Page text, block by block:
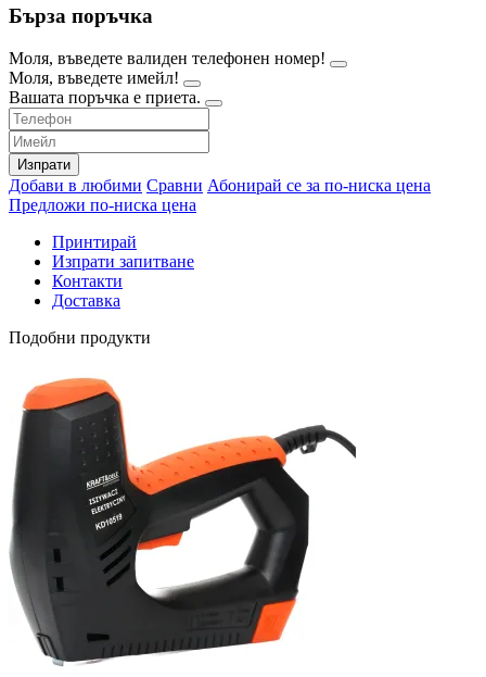
Бърза поръчка
Моля, въведете валиден телефонен номер!
Моля, въведете имейл!
Вашата поръчка е приета.
Изпрати
Добави в любими Сравни Абонирай се за по-ниска цена
Предложи по-ниска цена
Принтирай
Изпрати запитване
Контакти
Доставка
Подобни продукти